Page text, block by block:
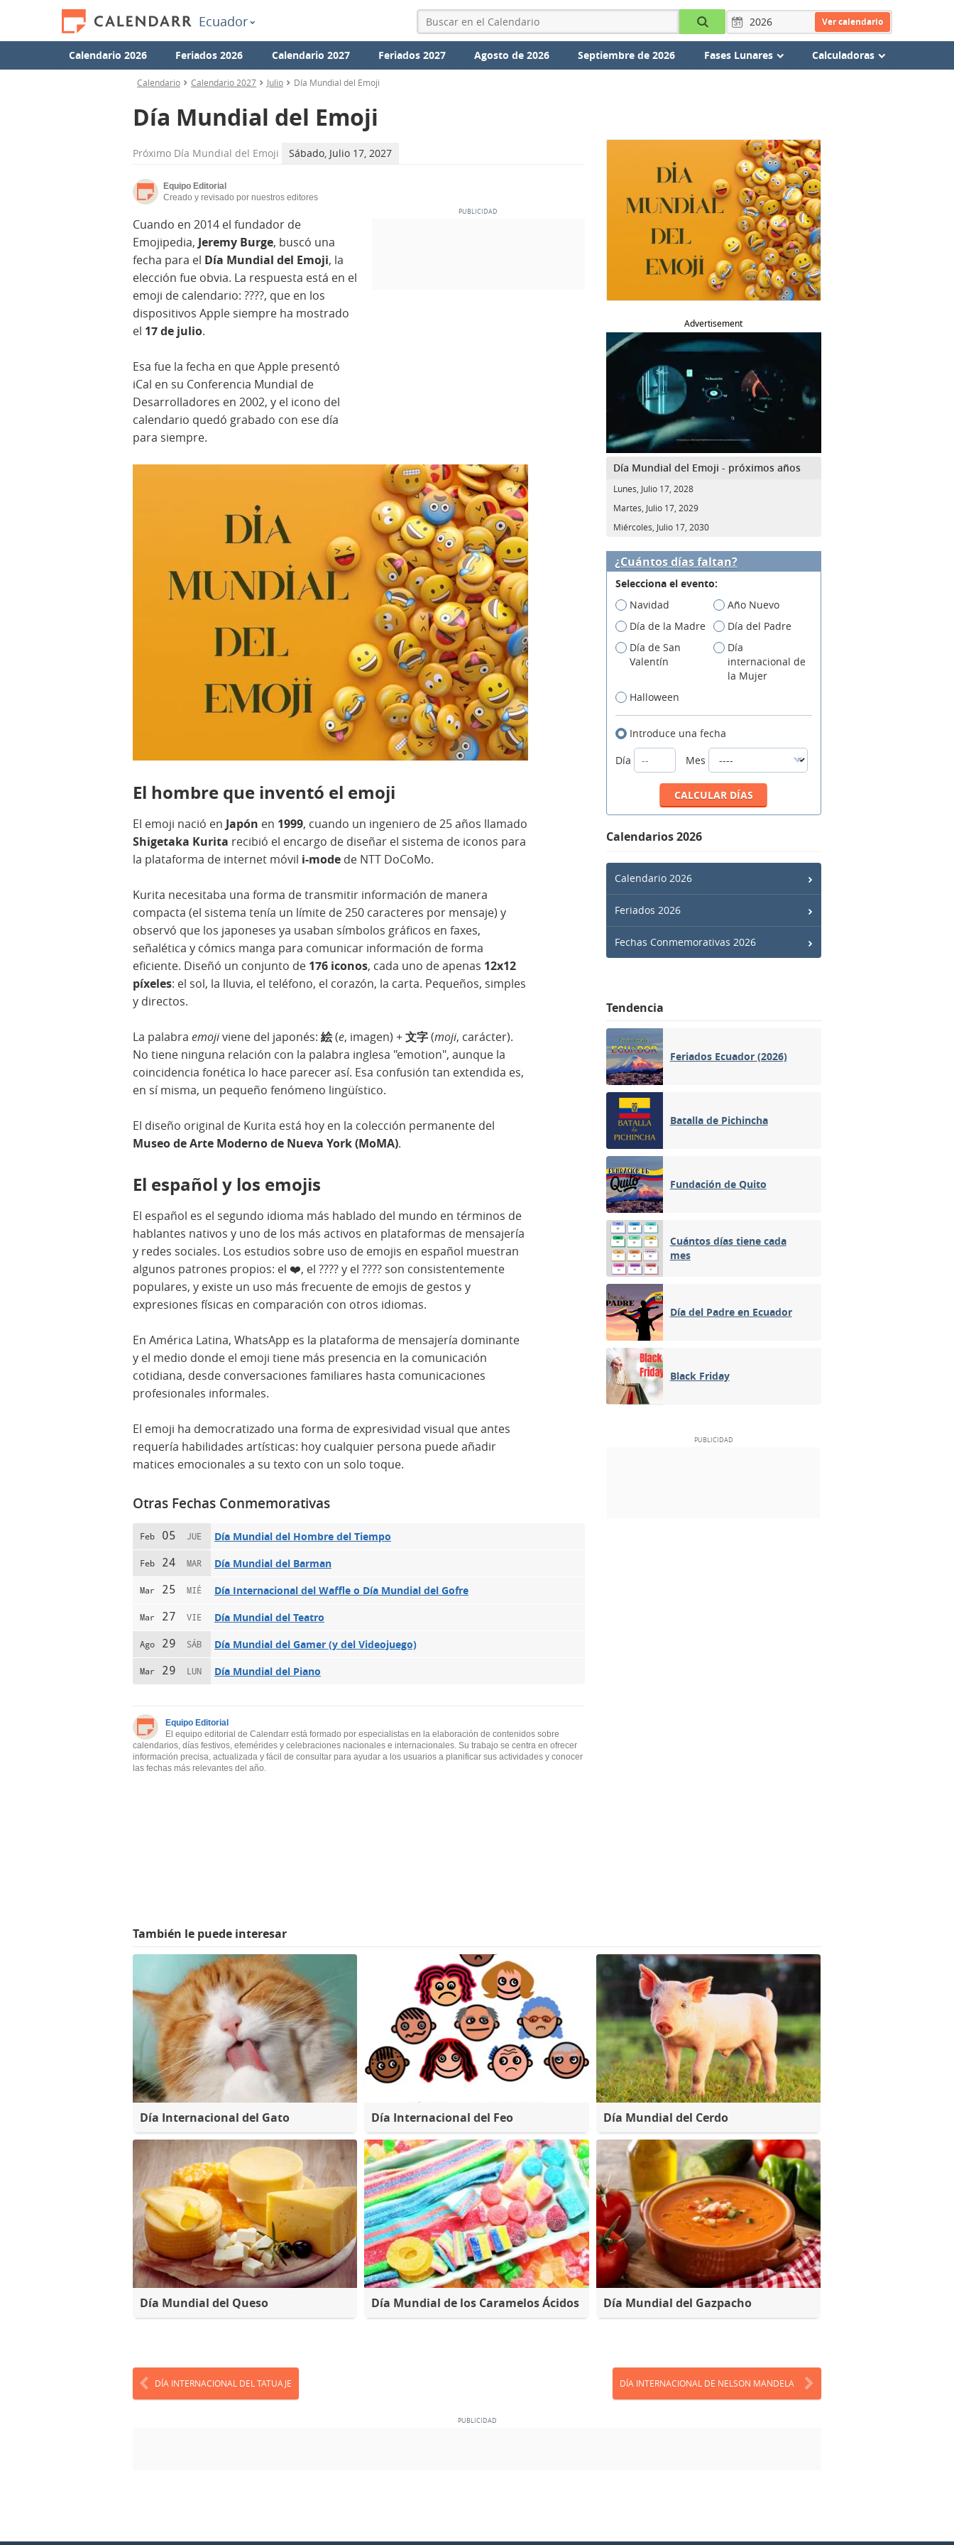
Ecuador Ver calendario
Calendario 2026 Feriados 2026 Calendario 2027 Feriados 2027 Agosto de 2026 Septiembre de 2026 Fases Lunares Calculadoras
Calendario Calendario 2027 Julio Día Mundial del Emoji
Día Mundial del Emoji
Próximo Día Mundial del Emoji Sábado, Julio 17, 2027
Equipo Editorial
Creado y revisado por nuestros editores
Cuando en 2014 el fundador de
Emojipedia, Jeremy Burge, buscó una
fecha para el Día Mundial del Emoji, la
elección fue obvia. La respuesta está en el
emoji de calendario: ????, que en los
dispositivos Apple siempre ha mostrado
el 17 de julio.
Esa fue la fecha en que Apple presentó
iCal en su Conferencia Mundial de
Desarrolladores en 2002, y el icono del
calendario quedó grabado con ese día
para siempre.
El hombre que inventó el emoji
El emoji nació en Japón en 1999, cuando un ingeniero de 25 años llamado
Shigetaka Kurita recibió el encargo de diseñar el sistema de iconos para
la plataforma de internet móvil i-mode de NTT DoCoMo.
Kurita necesitaba una forma de transmitir información de manera
compacta (el sistema tenía un límite de 250 caracteres por mensaje) y
observó que los japoneses ya usaban símbolos gráficos en faxes,
señalética y cómics manga para comunicar información de forma
eficiente. Diseñó un conjunto de 176 iconos, cada uno de apenas 12x12
píxeles: el sol, la lluvia, el teléfono, el corazón, la carta. Pequeños, simples
y directos.
La palabra emojiviene del japonés: 絵(e, imagen) +文字(moji, carácter).
No tiene ninguna relación con la palabra inglesa "emotion", aunque la
coincidencia fonética lo hace parecer así. Esa confusión tan extendida es,
en sí misma, un pequeño fenómeno lingüístico.
El diseño original de Kurita está hoy en la colección permanente del
Museo de Arte Moderno de Nueva York (MoMA).
El español y los emojis
El español es el segundo idioma más hablado del mundo en términos de
hablantes nativos y uno de los más activos en plataformas de mensajería
y redes sociales. Los estudios sobre uso de emojis en español muestran
algunos patrones propios: el ❤️, el ???? y el ???? son consistentemente
populares, y existe un uso más frecuente de emojis de gestos y
expresiones físicas en comparación con otros idiomas.
En América Latina, WhatsApp es la plataforma de mensajería dominante
y el medio donde el emoji tiene más presencia en la comunicación
cotidiana, desde conversaciones familiares hasta comunicaciones
profesionales informales.
El emoji ha democratizado una forma de expresividad visual que antes
requería habilidades artísticas: hoy cualquier persona puede añadir
matices emocionales a su texto con un solo toque.
Otras Fechas Conmemorativas
Feb 05 JUE Día Mundial del Hombre del Tiempo
Feb 24 MAR Día Mundial del Barman
Mar 25 MIÉ Día Internacional del Waffle o Día Mundial del Gofre
Mar 27 VIE Día Mundial del Teatro
Ago 29 SÁB Día Mundial del Gamer (y del Videojuego)
Mar 29 LUN Día Mundial del Piano
Equipo Editorial
El equipo editorial de Calendarr está formado por especialistas en la elaboración de contenidos sobre
calendarios, días festivos, efemérides y celebraciones nacionales e internacionales. Su trabajo se centra en ofrecer
información precisa, actualizada y fácil de consultar para ayudar a los usuarios a planificar sus actividades y conocer
las fechas más relevantes del año.
Advertisement
Día Mundial del Emoji - próximos años
Lunes, Julio 17, 2028
Martes, Julio 17, 2029
Miércoles, Julio 17, 2030
¿Cuántos días faltan?
Selecciona el evento:
Navidad
Año Nuevo
Día de la Madre
Día del Padre
Día de San
Valentín
Día
internacional de
la Mujer
Halloween
Introduce una fecha
Día
Mes
Calendarios 2026
Calendario 2026
Feriados 2026
Fechas Conmemorativas 2026
Tendencia
Feriados Ecuador (2026)
Batalla de Pichincha
Fundación de Quito
Cuántos días tiene cada
mes
Día del Padre en Ecuador
Black Friday
También le puede interesar
Día Internacional del Gato Día Internacional del Feo Día Mundial del Cerdo
Día Mundial del Queso Día Mundial de los Caramelos Ácidos Día Mundial del Gazpacho
DÍA INTERNACIONAL DEL TATUAJE DÍA INTERNACIONAL DE NELSON MANDELA